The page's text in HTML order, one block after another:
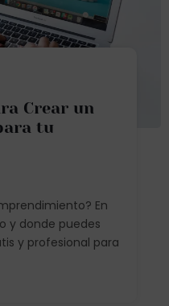
Crear un
tu
En
y donde puedes
y profesional para